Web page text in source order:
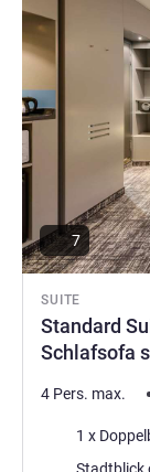
Zentrale Lage,
Service stehen
Oliver Kranz,
SUITE
Standard
Schlafsofa
7
4 Pers. max.
Bettwäsche
Aussicht: